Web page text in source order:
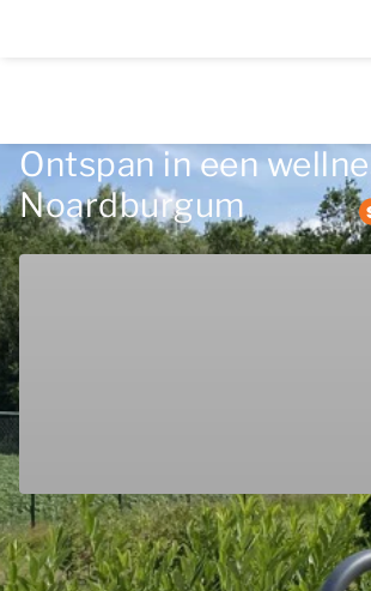
Ontspan in een
Noardburgum